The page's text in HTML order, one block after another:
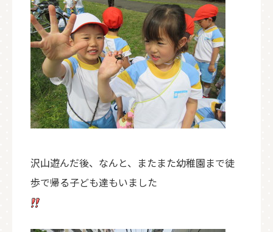
沢山遊んだ後、なんと、またまた幼稚園まで徒
歩で帰る子ども達もいました